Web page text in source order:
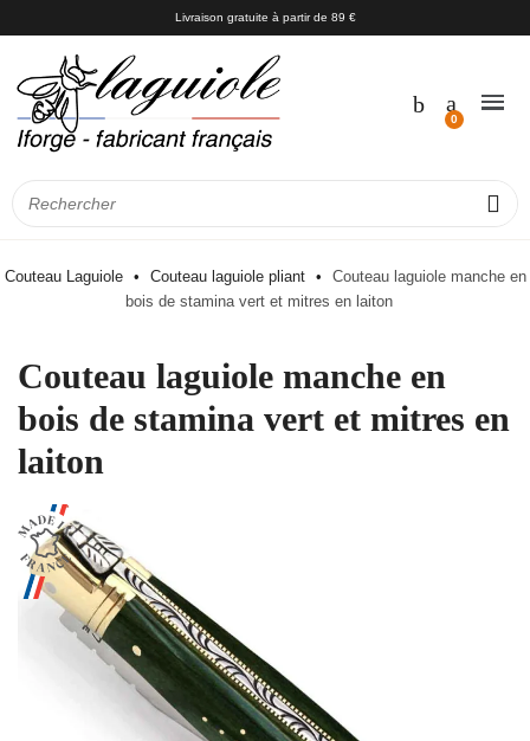
Livraison gratuite à partir de 89 €
Couteau Laguiole Couteau laguiole pliant
Couteau laguiole manche en
bois de stamina vert et mitres en laiton
Couteau laguiole manche en
bois de stamina vert et mitres en
laiton